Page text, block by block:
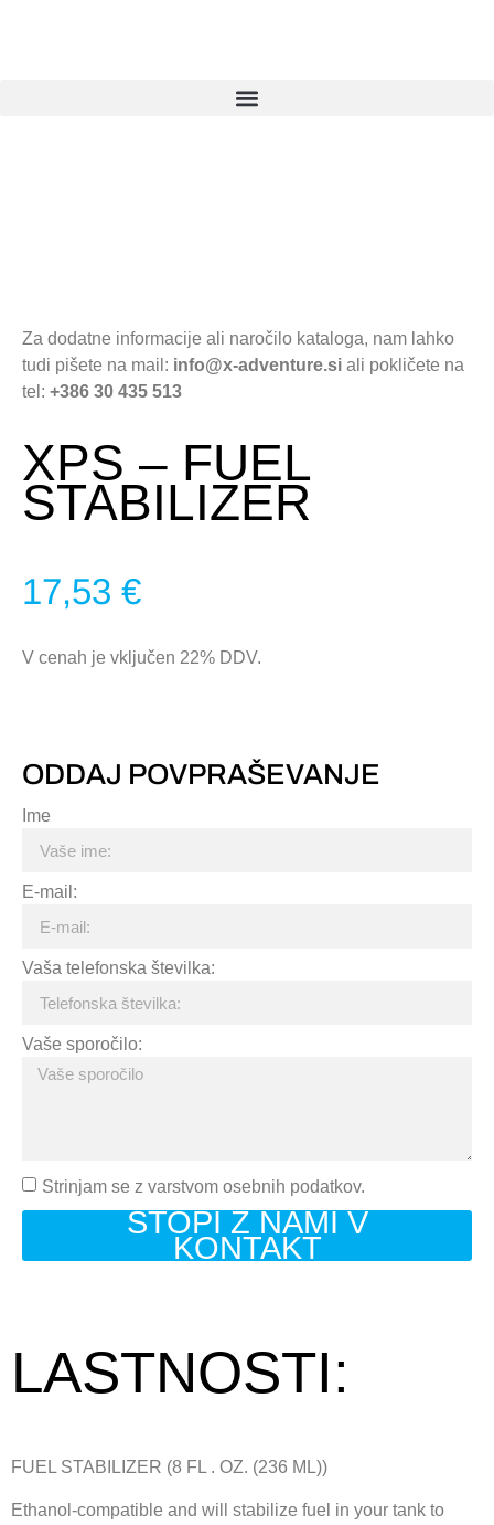
Za dodatne informacije ali naročilo kataloga, nam lahko
tudi pišete na mail: info@x-adventure.si ali pokličete na
tel: +386 30 435 513
XPS – FUEL
STABILIZER
17,53 €
V cenah je vključen 22% DDV.
ODDAJ POVPRAŠEVANJE
Ime
E-mail:
Vaša telefonska številka:
Vaše sporočilo:
Strinjam se z varstvom osebnih podatkov.
STOPI Z NAMI V
KONTAKT
LASTNOSTI:
FUEL STABILIZER (8 FL . OZ. (236 ML))
Ethanol-compatible and will stabilize fuel in your tank to